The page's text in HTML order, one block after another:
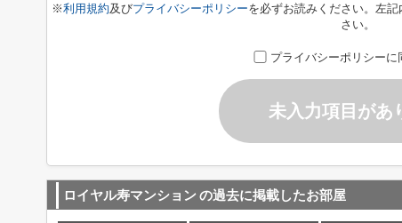
※利用規約及びプライバシーポリシーを必ずお読みください。左
さい。
プライバシーポリシーに
未入力項目があ
ロイヤル寿マンションの過去に掲載したお部屋